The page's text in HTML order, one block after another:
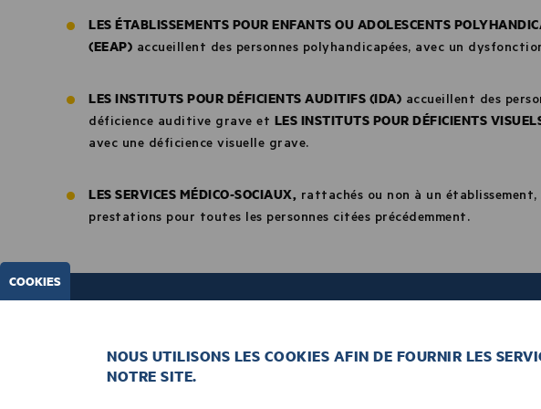
LES ÉTABLISSEMENTS POUR ENFANTS OU ADOLESCENTS
(EEAP) accueillent des personnes polyhandicapées, avec un
LES INSTITUTS POUR DÉFICIENTS AUDITIFS (IDA) accueillent des
déficience auditive grave et LES INSTITUTS POUR DÉFICIENTS
avec une déficience visuelle grave.
LES SERVICES MÉDICO-SOCIAUX, rattachés ou non à un
prestations pour toutes les personnes citées précédemment.
COOKIES
NOUS UTILISONS LES COOKIES AFIN DE FOURNIR LES
NOTRE SITE.